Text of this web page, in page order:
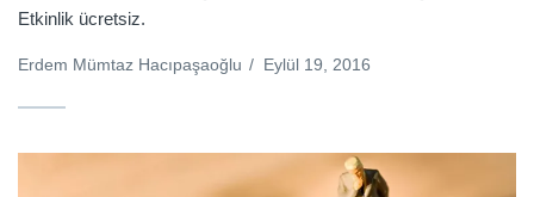
Etkinlik ücretsiz.
Erdem Mümtaz Hacıpaşaoğlu / Eylül 19, 2016